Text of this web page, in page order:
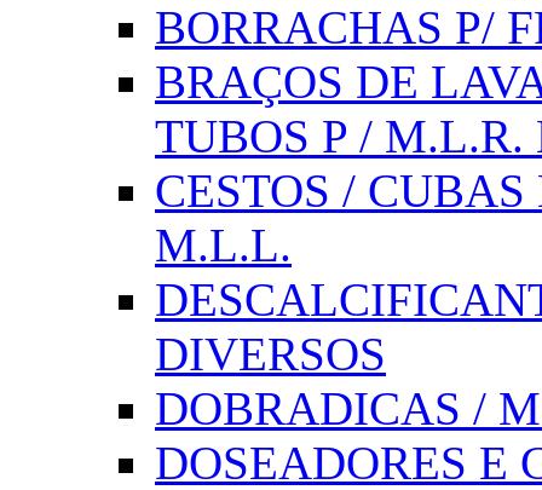
BORRACHAS P/
BRAÇOS DE
TUBOS P /
CESTOS /
M.L.L.
DIVERSOS
DOBRADICAS /
DOSEADORES E